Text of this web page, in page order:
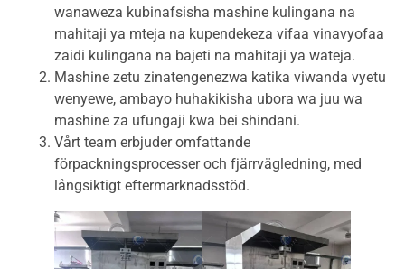
wanaweza kubinafsisha mashine kulingana na
mahitaji ya mteja na kupendekeza vifaa vinavyofaa
zaidi kulingana na bajeti na mahitaji ya wateja.
Mashine zetu zinatengenezwa katika viwanda vyetu
wenyewe, ambayo huhakikisha ubora wa juu wa
mashine za ufungaji kwa bei shindani.
Vårt team erbjuder omfattande
förpackningsprocesser och fjärrvägledning, med
långsiktigt eftermarknadsstöd.